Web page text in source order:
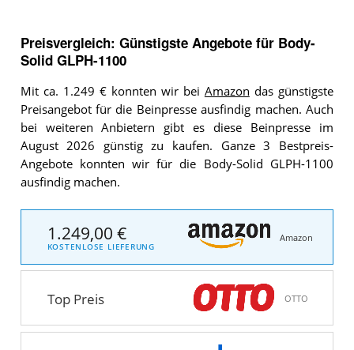
Preisvergleich: Günstigste Angebote für Body-
Solid GLPH-1100
Mit ca. 1.249 € konnten wir bei Amazon das günstigste
Preisangebot für die Beinpresse ausfindig machen. Auch
bei weiteren Anbietern gibt es diese Beinpresse im
August 2026 günstig zu kaufen. Ganze 3 Bestpreis-
Angebote konnten wir für die Body-Solid GLPH-1100
ausfindig machen.
1.249,00 €
KOSTENLOSE LIEFERUNG
Amazon
Top Preis OTTO